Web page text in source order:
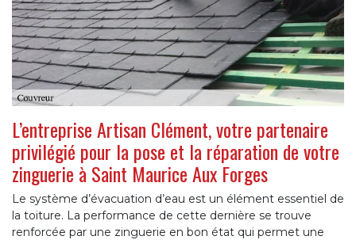
L’entreprise Artisan Clément, votre partenaire
privilégié pour la pose et la réparation de votre
zinguerie à Saint Maurice Aux Forges
Le système d’évacuation d’eau est un élément essentiel de
la toiture. La performance de cette dernière se trouve
renforcée par une zinguerie en bon état qui permet une